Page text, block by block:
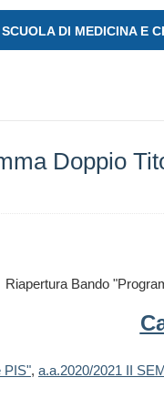
SCUOLA DI MEDICINA E
Doppio
Riapertura Bando
PIS", a.a.2020/2021 II